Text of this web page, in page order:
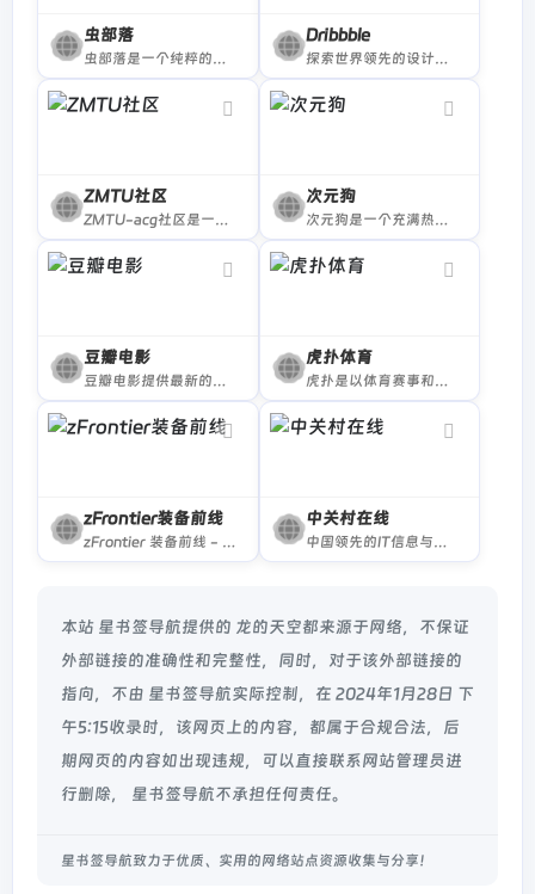
虫部落
虫部落是一个纯粹的搜索知识、技术和经验分享平台，虫部落快搜、虫部落学术搜索等搜索聚合工具均为虫部落原创出品，搜索世界的乐趣，就在虫部落！
Dribbble
探索世界领先的设计组合，全球数以百万计的设计师和代理商在Dribbble上展示他们的作品集 - 世界上最好的设计和创意专业人士的家园。
ZMTU社区
ZMTU-acg社区是一个好玩的ACG中文社区，提供了一个自由讨论的平台，用户可以在这里分享和讨论各类动漫、ACG相关内容。
次元狗
次元狗是一个充满热爱的ACG资源分享社区，次元狗提供丰富的动漫图片、视频、漫画下载、BD资源以及轻小说在线阅读。加入我们，一起探索二次元的精彩世界！
豆瓣电影
豆瓣电影提供最新的电影介绍及评论包括上映影片的影讯查询及购票服务。你可以记录想看、在看和看过的电影电视剧，顺便打分、写影评。根据你的口味，豆瓣电影会推荐好电影给你。
虎扑体育
虎扑是以体育赛事和男性兴趣生活为主的社区网站。专注于NBA赛程、NBA录像、NBA直播、NBA资讯、球员交易、足球、英超、电竞、LPL等全部篮球足球电竞赛事，并提供虎扑步行街社区服务。
zFrontier装备前线
zFrontier 装备前线 - 机械键盘、键帽、HiFi、摄影装备发烧友聚集地。用更强的装备，探索更大的世界。
中关村在线
中国领先的IT信息与商务门户, 包括新闻, 商城, 硬件, 下载, 游戏, 手机, 评测等40个大型频道，每天发布大量各类产品促销信息及文章专题，是IT行业的厂商, 经销商, IT产品, 解决方案的提供场所
本站 星书签导航提供的 龙的天空都来源于网络，不保证
外部链接的准确性和完整性，同时，对于该外部链接的
指向，不由 星书签导航实际控制，在 2024年1月28日 下
午5:15收录时，该网页上的内容，都属于合规合法，后
期网页的内容如出现违规，可以直接联系网站管理员进
行删除， 星书签导航不承担任何责任。
星书签导航致力于优质、实用的网络站点资源收集与分享！